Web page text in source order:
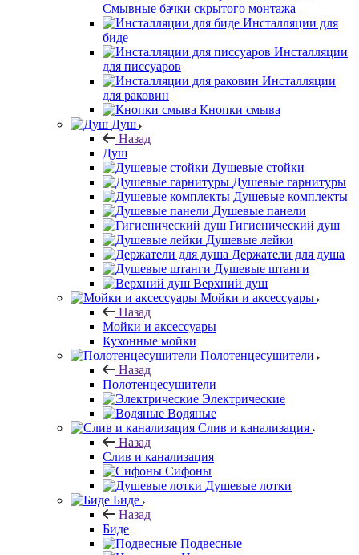
Смывные бачки скрытого монтажа
Инсталляции для
биде
Инсталляции
для писсуаров
Инсталляции
для раковин
Кнопки смыва
Душ
Назад
Душ
Душевые стойки
Душевые гарнитуры
Душевые комплекты
Душевые панели
Гигиенический душ
Душевые лейки
Держатели для душа
Душевые штанги
Верхний душ
Мойки и аксессуары
Назад
Мойки и аксессуары
Кухонные мойки
Полотенцесушители
Назад
Полотенцесушители
Электрические
Водяные
Слив и канализация
Назад
Слив и канализация
Сифоны
Душевые лотки
Биде
Назад
Биде
Подвесные